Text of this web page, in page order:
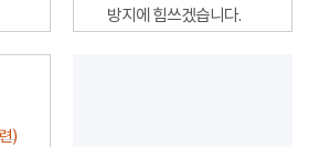
방지에 힘쓰겠습니다.
)